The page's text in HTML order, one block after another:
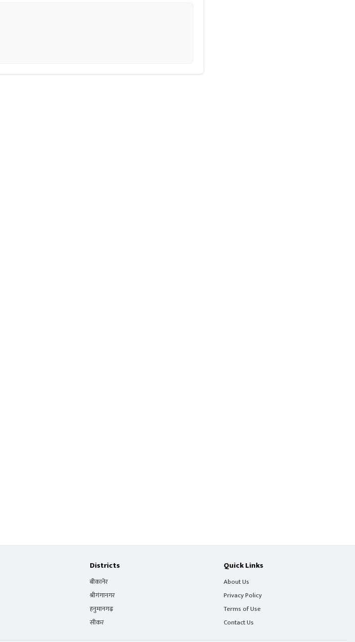
Districts
बीकानेर
श्रीगंगानगर
हनुमानगढ़
सीकर
Quick Links
About Us
Privacy Policy
Terms of Use
Contact Us